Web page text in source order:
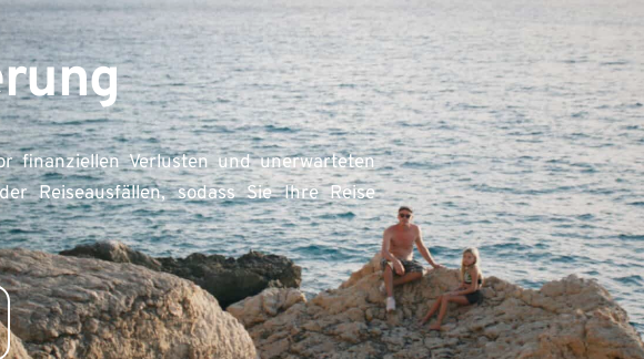
finanziellen Verlusten und unerwarteten
Reiseausfällen, sodass Sie Ihre Reise